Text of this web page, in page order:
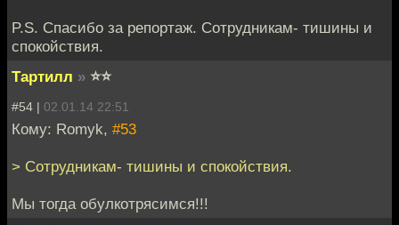
P.S. Спасибо за репортаж. Сотрудникам- тишины и
спокойствия.
Тартилл » ⭐⭐
#54 | 02.01.14 22:51
Кому: Romyk, #53
> Сотрудникам- тишины и спокойствия.
Мы тогда обулкотрясимся!!!